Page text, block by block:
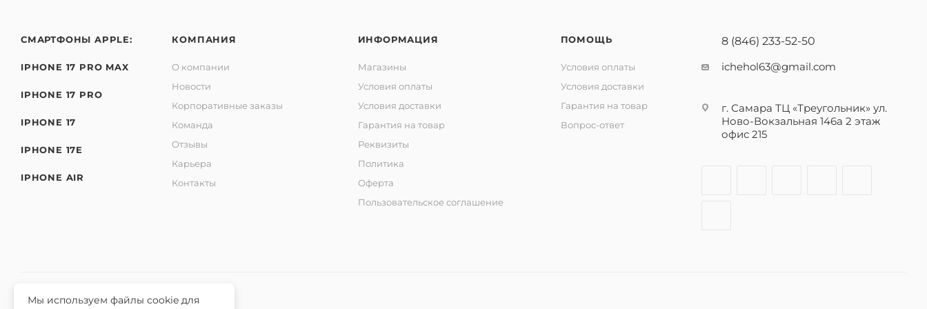
СМАРТФОНЫ APPLE:
IPHONE 17 PRO MAX
IPHONE 17 PRO
IPHONE 17
IPHONE 17E
IPHONE AIR
КОМПАНИЯ
О компании
Новости
Корпоративные заказы
Команда
Отзывы
Карьера
Контакты
ИНФОРМАЦИЯ
Магазины
Условия оплаты
Условия доставки
Гарантия на товар
Реквизиты
Политика
Оферта
Пользовательское соглашение
ПОМОЩЬ
Условия оплаты
Условия доставки
Гарантия на товар
Вопрос-ответ
8 (846) 233-52-50
ichehol63@gmail.com
г. Самара ТЦ «Треугольник» ул.
Ново-Вокзальная 146а 2 этаж
офис 215
Мы используем файлы cookie для